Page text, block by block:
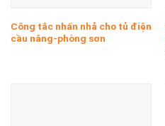
Công tắc nhấn nhả cho tủ điện
cầu nâng-phòng sơn